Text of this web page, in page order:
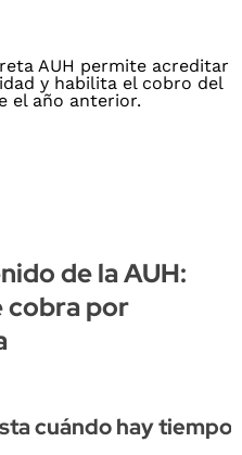
de la AUH:
cobra por
cuándo hay